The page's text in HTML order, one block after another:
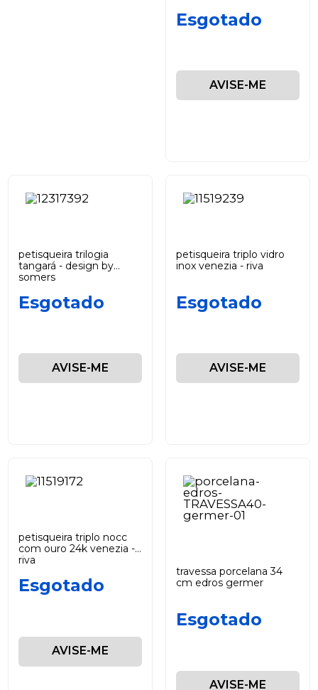
Esgotado
AVISE-ME
petisqueira trilogia
tangará - design by
somers
Esgotado
AVISE-ME
petisqueira triplo vidro
inox venezia - riva
Esgotado
AVISE-ME
petisqueira triplo nocc
com ouro 24k venezia -
riva
Esgotado
AVISE-ME
travessa porcelana 34
cm edros germer
Esgotado
AVISE-ME